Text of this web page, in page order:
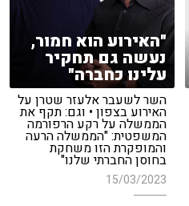
"האירוע הוא חמור,
נעשה גם תחקיר
עלינו כחברה"
השר לשעבר אלעזר שטרן על
האירוע בצפון • וגם: תקף את
הממשלה על רקע הרפורמה
המשפטית: "הממשלה הרעה
והמופקרת הזו משחקת
בחוסן החברתי שלנו"
15/03/2023